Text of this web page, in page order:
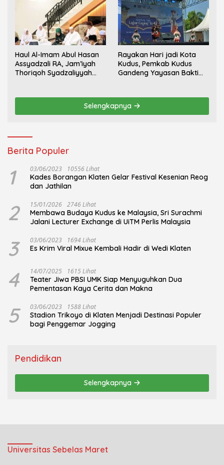
Haul Al-Imam Abul Hasan
Assyadzali RA, Jam’iyah
Thoriqoh Syadzaliyyah
Rayakan Hari jadi Kota
Kudus, Pemkab Kudus
Gandeng Yayasan Bakti
Selengkapnya
Berita Populer
1 03/06/2023 10556 Lihat
Kades Borangan Klaten Gelar Festival Kesenian Reog
dan Jathilan
2 15/01/2026 2746 Lihat
Membawa Budaya Kudus ke Malaysia, Sri Surachmi
Jalani Lecturer Exchange di UiTM Perlis Malaysia
3 03/06/2023 1694 Lihat
Es Krim Viral Mixue Kembali Hadir di Wedi Klaten
4 14/07/2025 1615 Lihat
Teater Jiwa PBSI UMK Siap Menyuguhkan Dua
Pementasan Kaya Cerita dan Makna
5 03/06/2023 1588 Lihat
Stadion Trikoyo di Klaten Menjadi Destinasi Populer
bagi Penggemar Jogging
Pendidikan
Selengkapnya
Universitas Sebelas Maret